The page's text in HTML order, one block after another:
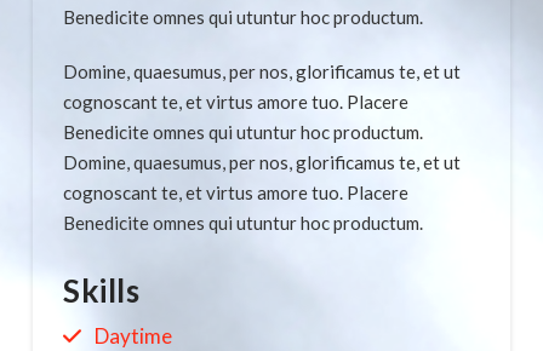
Benedicite omnes qui utuntur hoc productum.
Domine, quaesumus, per nos, glorificamus te, et ut
cognoscant te, et virtus amore tuo. Placere
Benedicite omnes qui utuntur hoc productum.
Domine, quaesumus, per nos, glorificamus te, et ut
cognoscant te, et virtus amore tuo. Placere
Benedicite omnes qui utuntur hoc productum.
Skills
Daytime